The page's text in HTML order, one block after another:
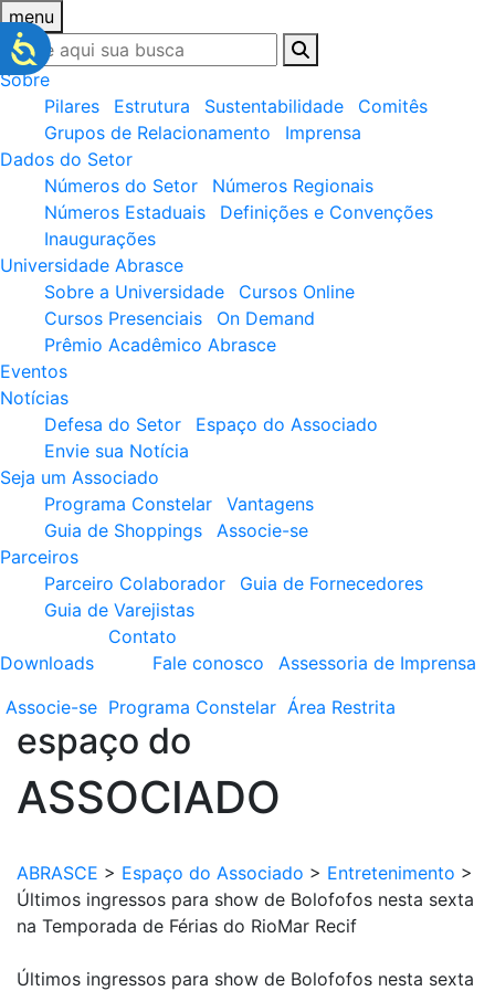
menu
Sobre
Pilares
Estrutura Sustentabilidade
Comitês
Grupos de Relacionamento
Imprensa
Dados do Setor
Números do Setor
Números Regionais
Números Estaduais
Definições e Convenções
Inaugurações
Universidade Abrasce
Sobre a Universidade
Cursos Online
Cursos Presenciais
On Demand
Prêmio Acadêmico Abrasce
Eventos
Notícias
Defesa do Setor
Espaço do Associado
Envie sua Notícia
Seja um Associado
Programa Constelar
Vantagens
Guia de Shoppings
Associe-se
Parceiros
Parceiro Colaborador
Guia de Fornecedores
Guia de Varejistas
Downloads
Contato
Fale conosco
Assessoria de Imprensa
Associe-se Programa Constelar Área Restrita
espaço do
ASSOCIADO
ABRASCE > Espaço do Associado > Entretenimento >
Últimos ingressos para show de Bolofofos nesta sexta
na Temporada de Férias do RioMar Recif
Últimos ingressos para show de Bolofofos nesta sexta